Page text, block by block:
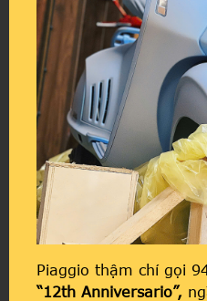
Piaggio thậm chí gọi
“12th Anniversario”,